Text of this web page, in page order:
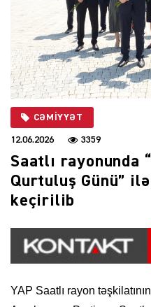
CƏMIYYƏT
12.06.2026 3359
Saatlı rayonunda
Qurtuluş Günü”
keçirilib
YAP Saatlı rayon